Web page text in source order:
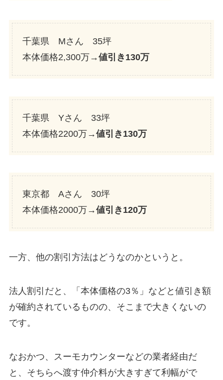
千葉県 Mさん 35坪
本体価格2,300万→値引き130万
千葉県 Yさん 33坪
本体価格2200万→値引き130万
東京都 Aさん 30坪
本体価格2000万→値引き120万
一方、他の割引方法はどうなのかというと。
法人割引だと、「本体価格の3％」などと値引き額
が確約されているものの、そこまで大きくないの
です。
なおかつ、スーモカウンターなどの業者経由だ
と、そちらへ渡す仲介料が大きすぎて利幅がで